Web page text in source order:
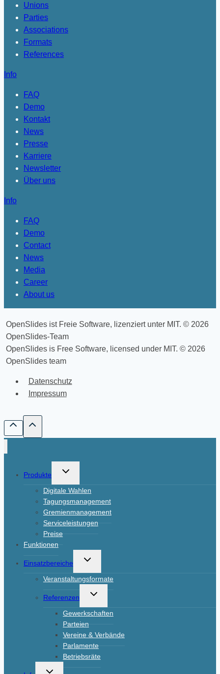
Unions
Parties
Associations
Formats
References
Info
FAQ
Demo
Kontakt
News
Presse
Karriere
Newsletter
Über uns
Info
FAQ
Demo
Contact
News
Media
Career
About us
OpenSlides ist Freie Software, lizenziert unter MIT. © 2026
OpenSlides-Team
OpenSlides is Free Software, licensed under MIT. © 2026
OpenSlides team
Datenschutz
Impressum
Produkte
Untermenü
umschalten
Digitale Wahlen
Tagungsmanagement
Gremienmanagement
Serviceleistungen
Preise
Funktionen
Einsatzbereiche
Untermenü
umschalten
Veranstaltungsformate
Referenzen
Untermenü
umschalten
Gewerkschaften
Parteien
Vereine & Verbände
Parlamente
Betriebsräte
Untermenü